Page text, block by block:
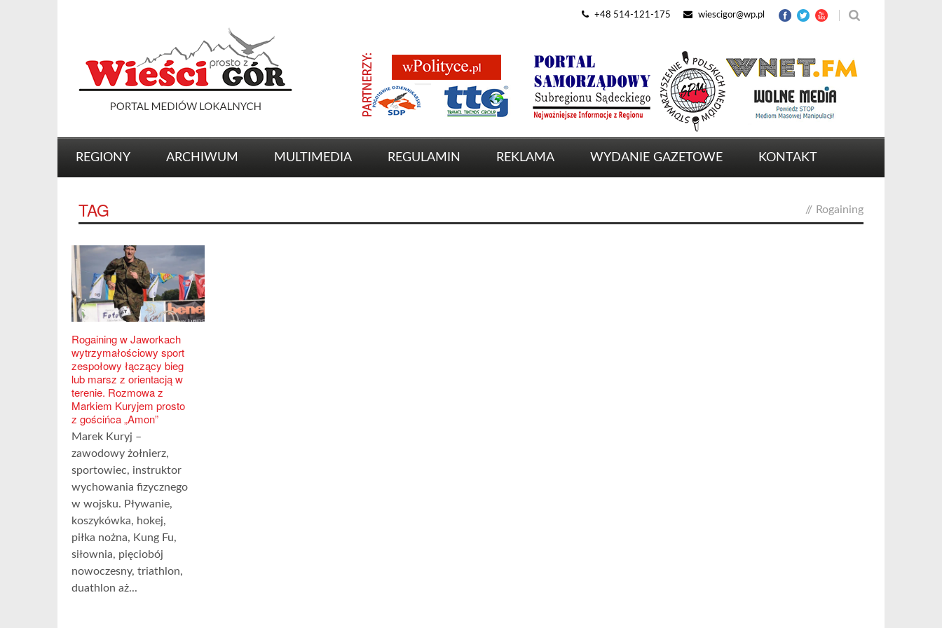
+48 514-121-175 wiescigor@wp.pl
REGIONY ARCHIWUM MULTIMEDIA REGULAMIN REKLAMA WYDANIE GAZETOWE KONTAKT
TAG // Rogaining
Rogaining w Jaworkach
wytrzymałościowy sport
zespołowy łączący bieg
lub marsz z orientacją w
terenie. Rozmowa z
Markiem Kuryjem prosto
z gościńca „Amon”
Marek Kuryj –
zawodowy żołnierz,
sportowiec, instruktor
wychowania fizycznego
w wojsku. Pływanie,
koszykówka, hokej,
piłka nożna, Kung Fu,
siłownia, pięciobój
nowoczesny, triathlon,
duathlon aż...